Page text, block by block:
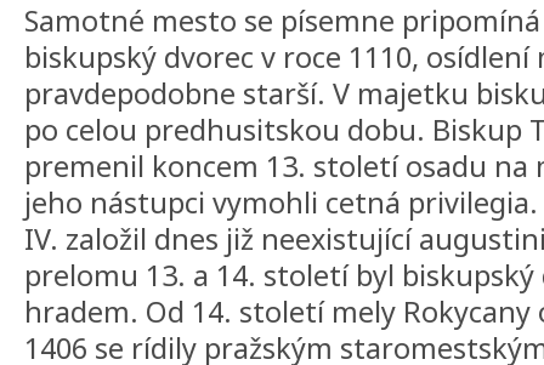
Samotné mesto se písemne
biskupský dvorec v roce 1110, osídlení
pravdepodobne starší. V majetku
po celou predhusitskou dobu. Biskup
premenil koncem 13. století osadu na
jeho nástupci vymohli cetná privilegia.
IV. založil dnes již neexistující
prelomu 13. a 14. století byl
hradem. Od 14. století mely
1406 se rídily pražským